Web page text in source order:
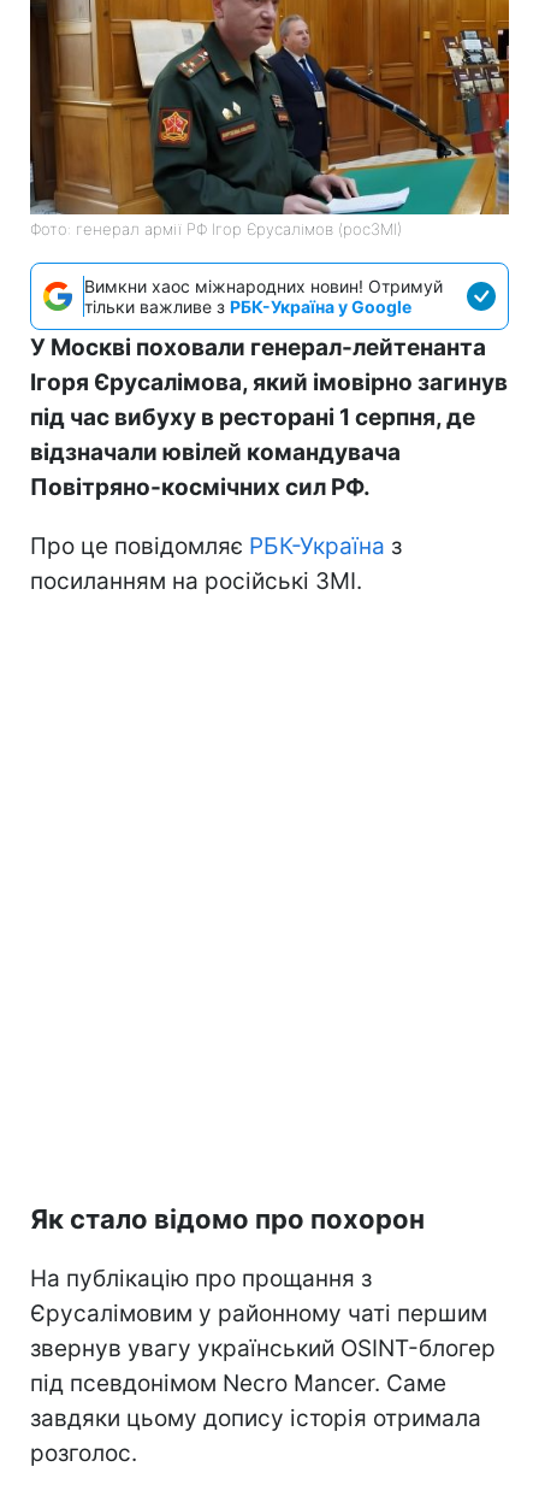
Фото: генерал армії РФ Ігор Єрусалімов (росЗМІ)
Вимкни хаос міжнародних новин! Отримуй
тільки важливе з РБК-Україна у Google
У Москві поховали генерал-лейтенанта
Ігоря Єрусалімова, який імовірно загинув
під час вибуху в ресторані 1 серпня, де
відзначали ювілей командувача
Повітряно-космічних сил РФ.
Про це повідомляє РБК-Україна з
посиланням на російські ЗМІ.
Як стало відомо про похорон
На публікацію про прощання з
Єрусалімовим у районному чаті першим
звернув увагу український OSINT-блогер
під псевдонімом Necro Mancer. Саме
завдяки цьому допису історія отримала
розголос.